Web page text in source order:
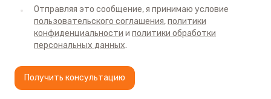
камеры видеонаблюдения.
Дома в этом КП полностью возведены. Для всех
предложений тут характерны прекрасные
продуманные планировочные решения. А вот
стилистическую концепцию интерьера и
Отправляя это сообщение, я принимаю условие
пользовательского соглашения,политики
конфиденциальности и политики обработки
персональных данных.
Получить консультацию